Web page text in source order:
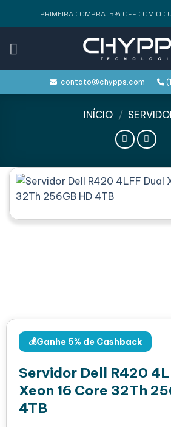
PRIMEIRA COMPRA: 5% OFF COM O
contato@chypps.com
INÍCIO /
💰Ganhe 5% de Cashback
Servidor Dell R420
Xeon 16 Core 32Th
4TB